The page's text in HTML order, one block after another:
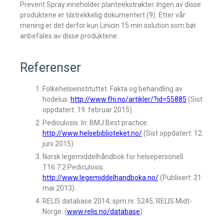
Prevent Spray inneholder planteekstrakter. Ingen av disse
produktene er tilstrekkelig dokumentert (9). Etter vår
mening er det derfor kun Linicin 15 min solution som bør
anbefales av disse produktene.
Referenser
Folkehelseinstituttet. Fakta og behandling av
hodelus. http://www.fhi.no/artikler/?id=55885 (Sist
oppdatert: 19. februar 2015).
Pediculosis. In: BMJ Best practice.
http://www.helsebiblioteket.no/(Sist oppdatert: 12.
juni 2015).
Norsk legemiddelhåndbok for helsepersonell.
T16.7.2 Pediculosis.
http://www.legemiddelhandboka.no/(Publisert: 21.
mai 2013).
RELIS database 2014; spm.nr. 5245, RELIS Midt-
Norge. (www.relis.no/database)